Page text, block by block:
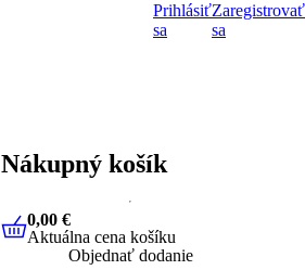
Prihlásiť
sa
Zaregistrovať
sa
Nákupný košík
0,00 €Aktuálna cena košíku
0,00 €
Aktuálna cena košíku
Objednať dodanie